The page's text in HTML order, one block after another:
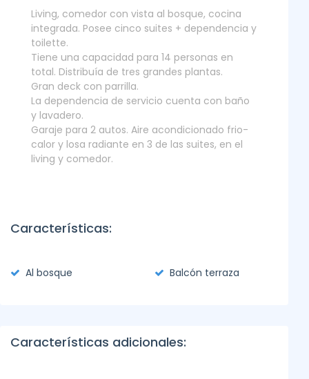
Living, comedor con vista al bosque, cocina
integrada. Posee cinco suites + dependencia y
toilette.
Tiene una capacidad para 14 personas en
total. Distribuía de tres grandes plantas.
Gran deck con parrilla.
La dependencia de servicio cuenta con baño
y lavadero.
Garaje para 2 autos. Aire acondicionado frio-
calor y losa radiante en 3 de las suites, en el
living y comedor.
Características:
Al bosque Balcón terraza
Características adicionales: